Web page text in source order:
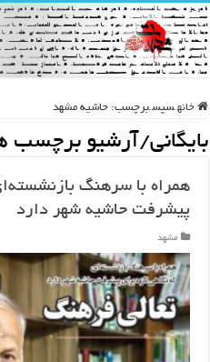
خانه سپس برچسب: حاشیه مشهد
بایگانی/آرشیو برچسب
همراه با سرهنگ
پیشرفت حاشیه شهر دارد
مشهد